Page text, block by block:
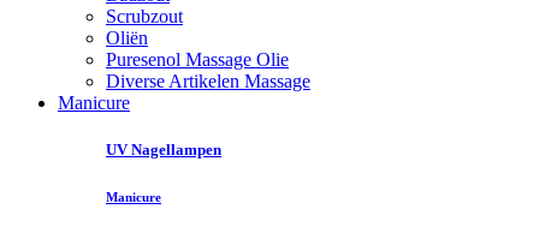
Scrubzout
Oliën
Puresenol Massage Olie
Diverse Artikelen Massage
Manicure
UV Nagellampen
Manicure